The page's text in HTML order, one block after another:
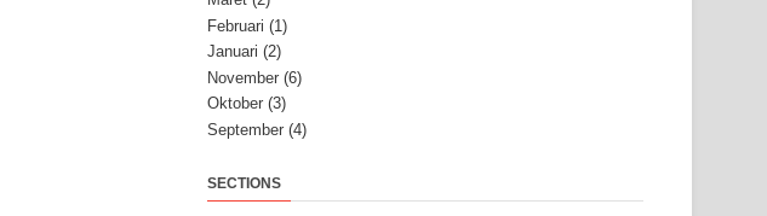
Februari (1)
Januari (2)
November (6)
Oktober (3)
September (4)
SECTIONS